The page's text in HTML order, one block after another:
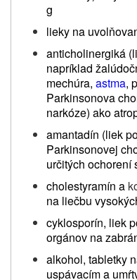
g
lieky na
anticholinergiká
napríklad
mechúra, astma,
Parkinsonova
narkóze) ako
amantadín (liek
Parkinsonovej
určitých ochorení
cholestyramín a
na liečbu
cyklosporín, liek
orgánov na
alkohol, tabletky
uspávacím a